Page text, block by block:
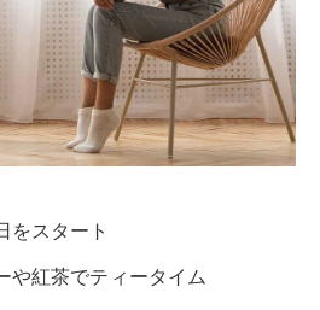
をスタート
や紅茶でティータイム